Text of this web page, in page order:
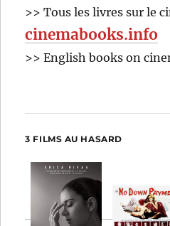
>> Tous les livres sur le
cinemabooks.info
>> English books on
3 FILMS AU HASARD